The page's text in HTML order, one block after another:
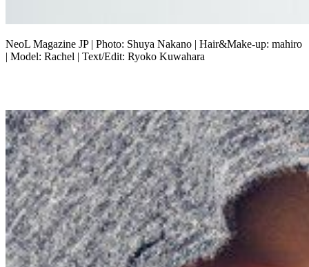
NeoL Magazine JP | Photo: Shuya Nakano | Hair&Make-up: mahiro
| Model: Rachel | Text/Edit: Ryoko Kuwahara